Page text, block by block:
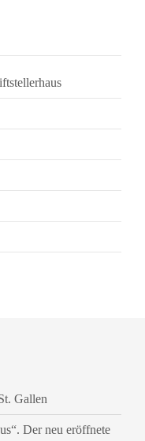
Gallen
Der neu eröffnete